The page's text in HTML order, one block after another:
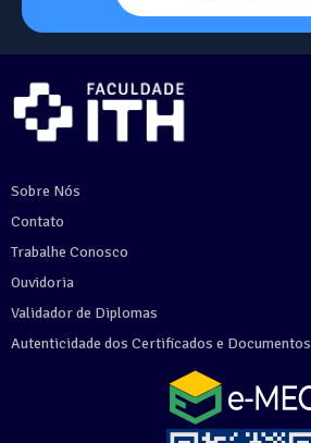
Sobre Nós
Contato
Trabalhe Conosco
Ouvidoria
Validador de Diplomas
Autenticidade dos Certificados e Documentos